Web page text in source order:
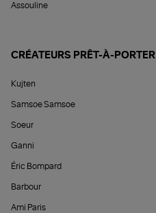
Assouline
CRÉATEURS PRÊT-À-PORTER
Kujten
Samsoe Samsoe
Soeur
Ganni
Éric Bompard
Barbour
Ami Paris